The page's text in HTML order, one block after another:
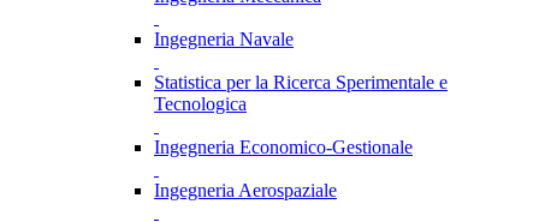
Ingegneria Navale
Statistica per la Ricerca Sperimentale e
Tecnologica
Ingegneria Economico-Gestionale
Ingegneria Aerospaziale